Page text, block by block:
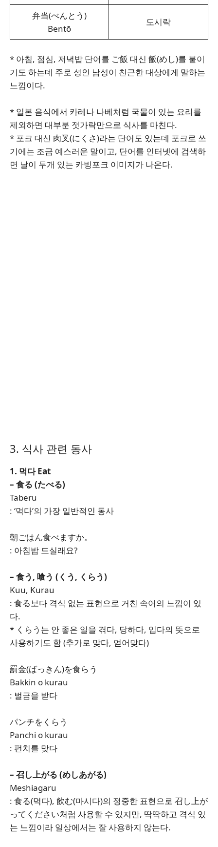
弁当(べんとう)
Bentō
도시락
* 아침, 점심, 저녁밥 단어를 ご飯 대신 飯(めし)를 붙이
기도 하는데 주로 성인 남성이 친근한 대상에게 말하는
느낌이다.
* 일본 음식에서 카레나 나베처럼 국물이 있는 요리를
제외하면 대부분 젓가락만으로 식사를 마친다.
* 포크 대신 肉叉(にくさ)라는 단어도 있는데 포크로 쓰
기에는 조금 예스러운 말이고, 단어를 인터넷에 검색하
면 날이 두개 있는 카빙포크 이미지가 나온다.
3. 식사 관련 동사
1. 먹다 Eat
– 食る (たべる)
Taberu
: ‘먹다’의 가장 일반적인 동사
朝ごはん食べますか。
: 아침밥 드실래요?
– 食う, 喰う (くう, くらう)
Kuu, Kurau
: 食る보다 격식 없는 표현으로 거친 속어의 느낌이 있
다.
* くらう는 안 좋은 일을 겪다, 당하다, 입다의 뜻으로
사용하기도 함 (추가로 맞다, 얻어맞다)
罰金(ばっきん)を食らう
Bakkin o kurau
: 벌금을 받다
パンチをくらう
Panchi o kurau
: 펀치를 맞다
– 召し上がる (めしあがる)
Meshiagaru
: 食る(먹다), 飲む(마시다)의 정중한 표현으로 召し上が
ってください처럼 사용할 수 있지만, 딱딱하고 격식 있
는 느낌이라 일상에서는 잘 사용하지 않는다.